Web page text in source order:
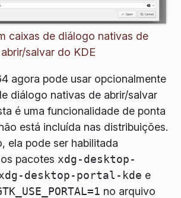
caixas de diálogo nativas de
abrir/salvar do KDE
agora pode usar opcionalmente
diálogo nativas de abrir/salvar
é uma funcionalidade de ponta
está incluída nas distribuições.
ela pode ser habilitada
pacotes xdg-desktop-
desktop-portal-kde e
no arquivo